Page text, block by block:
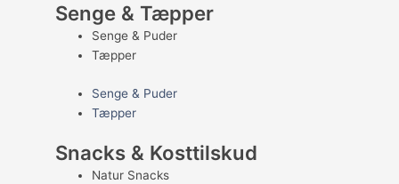
Senge & Tæpper
Senge & Puder
Tæpper
Senge & Puder
Tæpper
Snacks & Kosttilskud
Natur Snacks